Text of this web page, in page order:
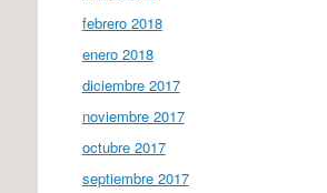
febrero 2018
enero 2018
diciembre 2017
noviembre 2017
octubre 2017
septiembre 2017